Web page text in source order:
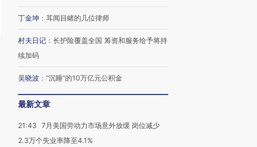
推广】走进第四届链博
会，让数智科技“链”接产
【特别呈现】寻找100种
有意思的生活方式·第三对
住三大增长引擎是什么？
丁金坤 ： 耳闻目睹的几位律师
村夫日记 ： 长护险覆盖全国 筹资和服务给予将持
续加码
吴晓波 ： “沉睡”的10万亿元公积金
最新文章
21:43
7月美国劳动力市场意外放缓 岗位减少
2.3万个失业率降至4.1%